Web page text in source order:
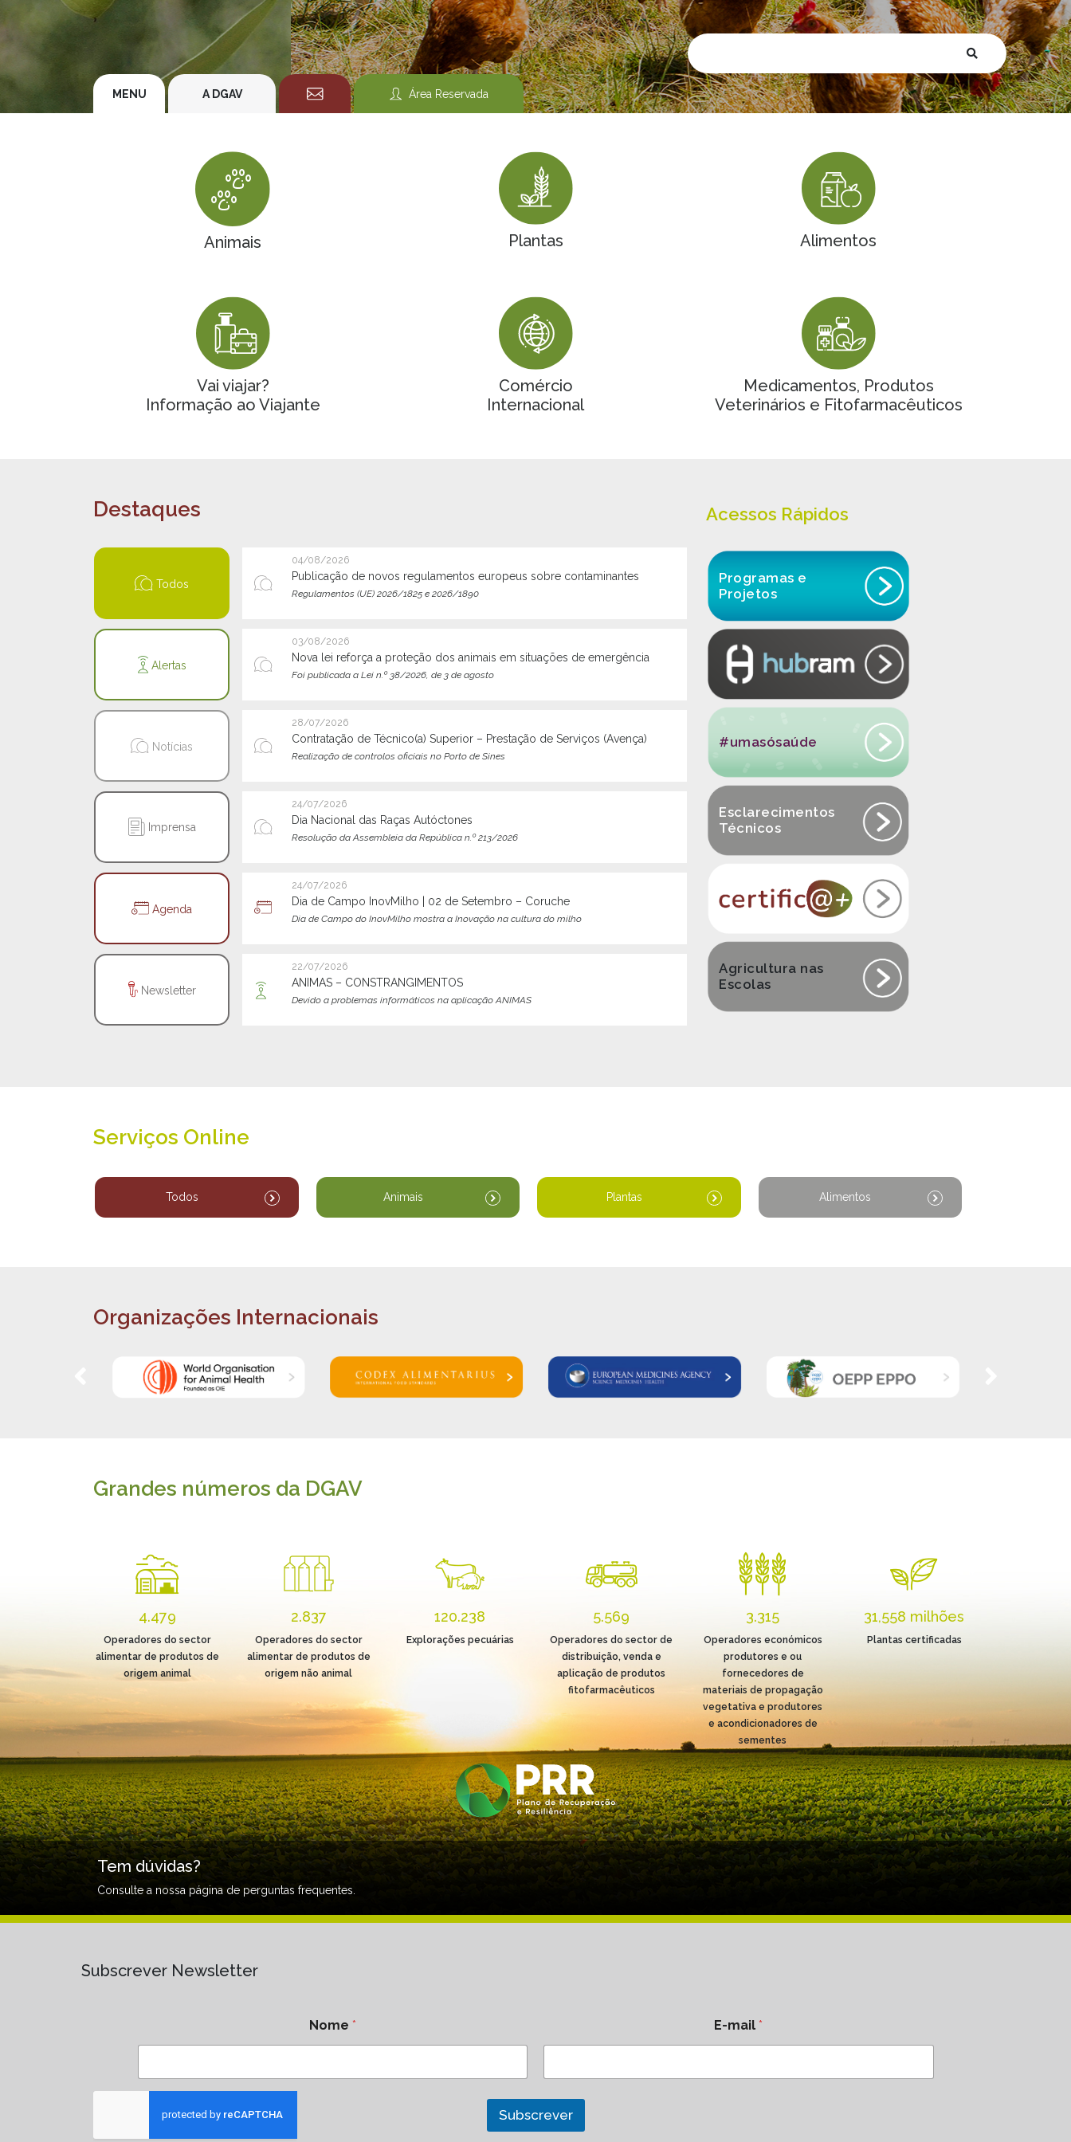
MENU A DGAV Área Reservada
Animais Plantas Alimentos
Vai viajar?
Informação ao Viajante
Comércio
Internacional
Medicamentos, Produtos
Veterinários e Fitofarmacêuticos
Destaques
Todos
Alertas
Notícias
Imprensa
Agenda
Newsletter
04/08/2026
Publicação de novos regulamentos europeus sobre contaminantes
Regulamentos (UE) 2026/1825 e 2026/1890
03/08/2026
Nova lei reforça a proteção dos animais em situações de emergência
Foi publicada a Lei n.º 38/2026, de 3 de agosto
28/07/2026
Contratação de Técnico(a) Superior – Prestação de Serviços (Avença)
Realização de controlos oficiais no Porto de Sines
24/07/2026
Dia Nacional das Raças Autóctones
Resolução da Assembleia da República n.º 213/2026
24/07/2026
Dia de Campo InovMilho | 02 de Setembro – Coruche
Dia de Campo do InovMilho mostra a Inovação na cultura do milho
22/07/2026
ANIMAS – CONSTRANGIMENTOS
Devido a problemas informáticos na aplicação ANIMAS
Acessos Rápidos
Programas e
Projetos
#umasósaúde
Esclarecimentos
Técnicos
Agricultura nas
Escolas
Serviços Online
Todos Animais Plantas Alimentos
Organizações Internacionais
Grandes números da DGAV
4.479
Operadores do sector
alimentar de produtos de
origem animal
2.837
Operadores do sector
alimentar de produtos de
origem não animal
120.238
Explorações pecuárias
5.569
Operadores do sector de
distribuição, venda e
aplicação de produtos
fitofarmacêuticos
3.315
Operadores económicos
produtores e ou
fornecedores de
materiais de propagação
vegetativa e produtores
e acondicionadores de
sementes
31,558 milhões
Plantas certificadas
Tem dúvidas?
Consulte a nossa página de perguntas frequentes.
Subscrever Newsletter
Nome * E-mail*
Subscrever